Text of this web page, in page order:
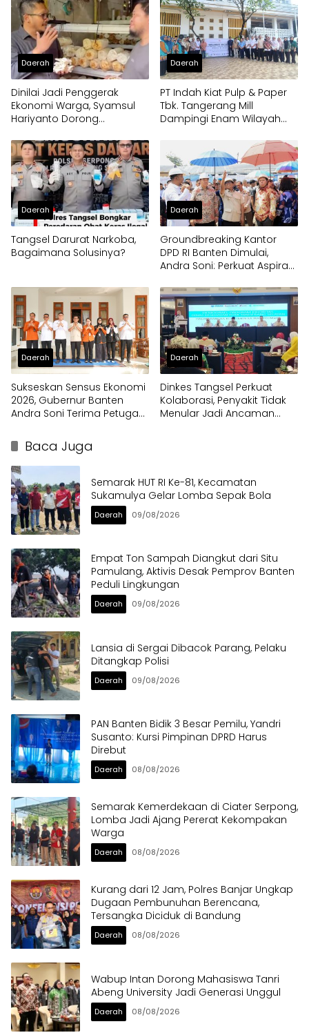
Daerah
Dinilai Jadi Penggerak
Ekonomi Warga, Syamsul
Hariyanto Dorong
Jamur Crispy di Serpong
Daerah
PT Indah Kiat Pulp & Paper
Tbk. Tangerang Mill
Dampingi Enam Wilayah
Daerah
Tangsel Darurat Narkoba,
Bagaimana Solusinya?
Daerah
Groundbreaking Kantor
DPD RI Banten Dimulai,
Andra Soni: Perkuat Aspirasi
Daerah
Sukseskan Sensus Ekonomi
2026, Gubernur Banten
Andra Soni Terima Petugas
Daerah
Dinkes Tangsel Perkuat
Kolaborasi, Penyakit Tidak
Menular Jadi Ancaman
Baca Juga
Semarak HUT RI Ke-81, Kecamatan
Sukamulya Gelar Lomba Sepak Bola
Daerah 09/08/2026
Empat Ton Sampah Diangkut dari Situ
Pamulang, Aktivis Desak Pemprov Banten
Peduli Lingkungan
Daerah 09/08/2026
Lansia di Sergai Dibacok Parang, Pelaku
Ditangkap Polisi
Daerah 09/08/2026
PAN Banten Bidik 3 Besar Pemilu, Yandri
Susanto: Kursi Pimpinan DPRD Harus
Direbut
Daerah 08/08/2026
Semarak Kemerdekaan di Ciater Serpong,
Lomba Jadi Ajang Pererat Kekompakan
Warga
Daerah 08/08/2026
Kurang dari 12 Jam, Polres Banjar Ungkap
Dugaan Pembunuhan Berencana,
Tersangka Diciduk di Bandung
Daerah 08/08/2026
Wabup Intan Dorong Mahasiswa Tanri
Abeng University Jadi Generasi Unggul
Daerah 08/08/2026